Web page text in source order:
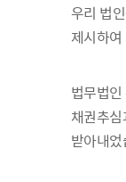
우리 법
제시하
법무법
채권추
받아내